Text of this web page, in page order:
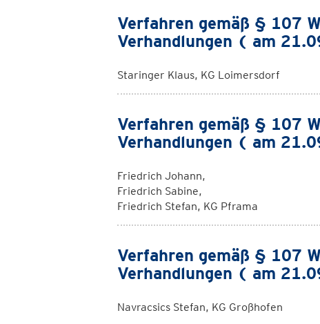
Verfahren gemäß § 107
Verhandlungen ( am
Staringer Klaus, KG Loimersdorf
Verfahren gemäß § 107
Verhandlungen ( am
Friedrich Johann,
Friedrich Sabine,
Friedrich Stefan, KG Pframa
Verfahren gemäß § 107
Verhandlungen ( am
Navracsics Stefan, KG Großhofen